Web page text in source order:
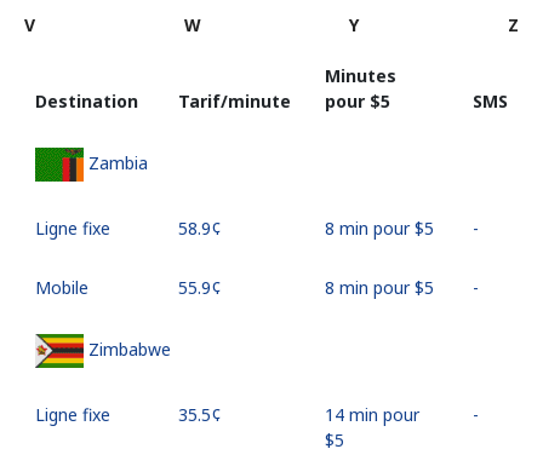
V
W Y Z
Destination Tarif/minute
Minutes
pour ⁦$5⁩
SMS
Zambia
Ligne fixe ⁦58.9¢⁩ 8 min pour ⁦$5⁩ -
Mobile ⁦55.9¢⁩ 8 min pour ⁦$5⁩ -
Zimbabwe
Ligne fixe ⁦35.5¢⁩
14 min pour
⁦$5⁩
-